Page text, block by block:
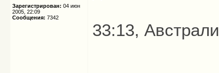
Зарегистрирован: 04 июн
2005, 22:09
Сообщения: 7342
33:13,